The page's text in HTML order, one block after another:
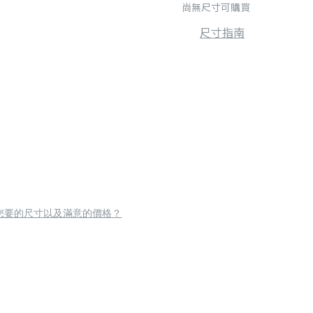
尚無尺寸可購買
尺寸指南
要的尺寸以及滿意的價格？